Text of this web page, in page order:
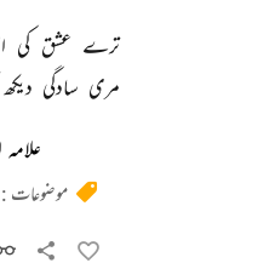
ترے عشق کی
مری سادگی دیکھ
علامہ
موضوعات :